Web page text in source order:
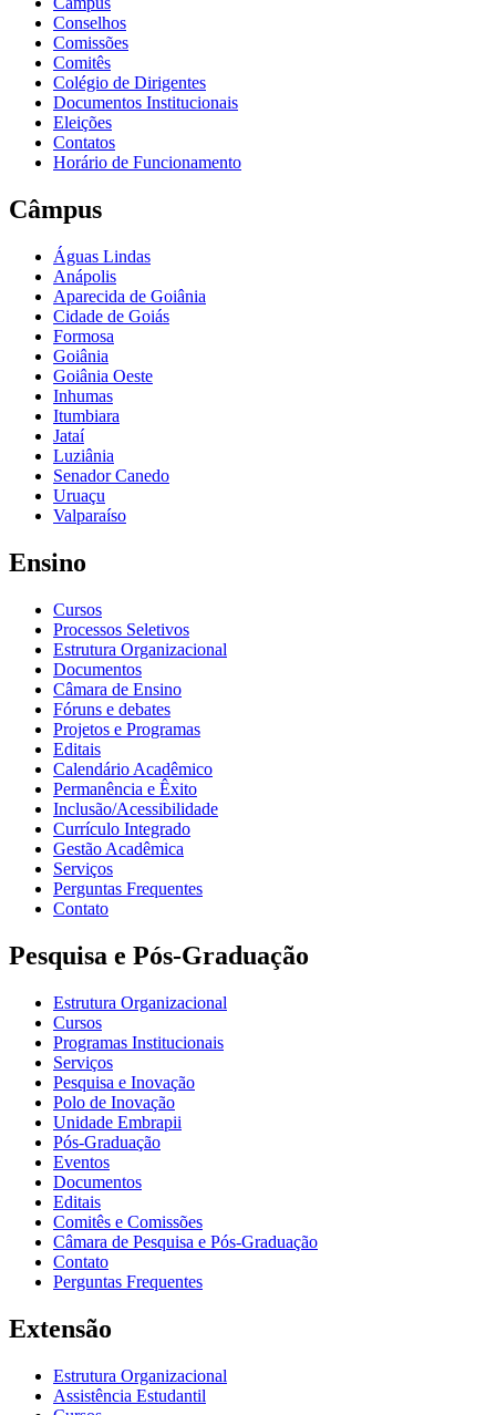
Conselhos
Comissões
Comitês
Colégio de Dirigentes
Documentos Institucionais
Eleições
Contatos
Horário de Funcionamento
Câmpus
Águas Lindas
Anápolis
Aparecida de Goiânia
Cidade de Goiás
Formosa
Goiânia
Goiânia Oeste
Inhumas
Itumbiara
Jataí
Luziânia
Senador Canedo
Uruaçu
Valparaíso
Ensino
Cursos
Processos Seletivos
Estrutura Organizacional
Documentos
Câmara de Ensino
Fóruns e debates
Projetos e Programas
Editais
Calendário Acadêmico
Permanência e Êxito
Inclusão/Acessibilidade
Currículo Integrado
Gestão Acadêmica
Serviços
Perguntas Frequentes
Contato
Pesquisa e Pós-Graduação
Estrutura Organizacional
Cursos
Programas Institucionais
Serviços
Pesquisa e Inovação
Polo de Inovação
Unidade Embrapii
Pós-Graduação
Eventos
Documentos
Editais
Comitês e Comissões
Câmara de Pesquisa e Pós-Graduação
Contato
Perguntas Frequentes
Extensão
Estrutura Organizacional
Assistência Estudantil